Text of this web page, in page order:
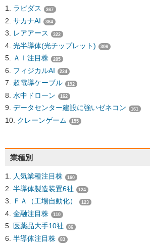
ラピダス 367
サカナAI 364
レアアース 322
光半導体(光チップレット) 306
ＡＩ注目株 285
フィジカルAI 224
超電導ケーブル 192
水中ドローン 162
データセンター建設に強いゼネコン 161
クレーンゲーム 155
業種別
人気業種注目株 160
半導体製造装置6社 124
ＦＡ（工場自動化） 123
金融注目株 110
医薬品大手10社 86
半導体注目株 83